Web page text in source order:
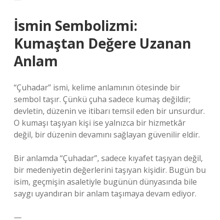
İsmin Sembolizmi:
Kumaştan Değere Uzanan
Anlam
“Çuhadar” ismi, kelime anlamının ötesinde bir
sembol taşır. Çünkü çuha sadece kumaş değildir;
devletin, düzenin ve itibarı temsil eden bir unsurdur.
O kumaşı taşıyan kişi ise yalnızca bir hizmetkâr
değil, bir düzenin devamını sağlayan güvenilir eldir.
Bir anlamda “Çuhadar”, sadece kıyafet taşıyan değil,
bir medeniyetin değerlerini taşıyan kişidir. Bugün bu
isim, geçmişin asaletiyle bugünün dünyasında bile
saygı uyandıran bir anlam taşımaya devam ediyor.
—